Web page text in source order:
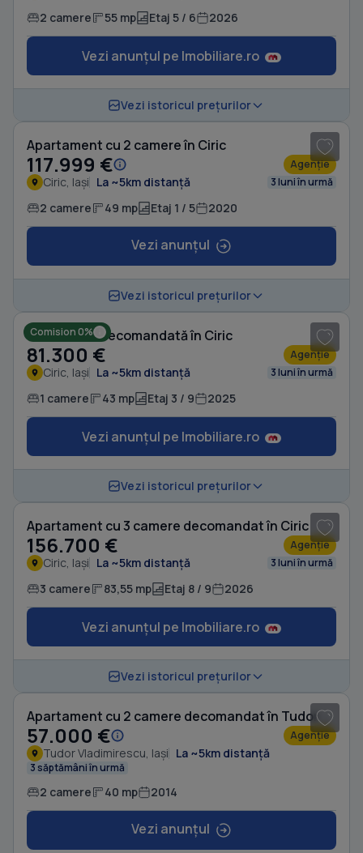
2 camere 55 mp Etaj 5 / 6 2026
Vezi anunțul pe Imobiliare.ro
Vezi istoricul prețurilor
Apartament cu 2 camere în Ciric
117.999 € Agenție
Ciric, Iași La ~5km distanță 3 luni în urmă
2 camere 49 mp Etaj 1 / 5 2020
Vezi anunțul
Vezi istoricul prețurilor
Comision 0%
Garsonieră decomandată în Ciric
81.300 € Agenție
Ciric, Iași La ~5km distanță 3 luni în urmă
1 camere 43 mp Etaj 3 / 9 2025
Vezi anunțul pe Imobiliare.ro
Vezi istoricul prețurilor
Apartament cu 3 camere decomandat în Ciric
156.700 € Agenție
Ciric, Iași La ~5km distanță 3 luni în urmă
3 camere 83,55 mp Etaj 8 / 9 2026
Vezi anunțul pe Imobiliare.ro
Vezi istoricul prețurilor
Apartament cu 2 camere decomandat în Tudor Vladimirescu
57.000 € Agenție
Tudor Vladimirescu, Iași La ~5km distanță
3 săptămâni în urmă
2 camere 40 mp 2014
Vezi anunțul